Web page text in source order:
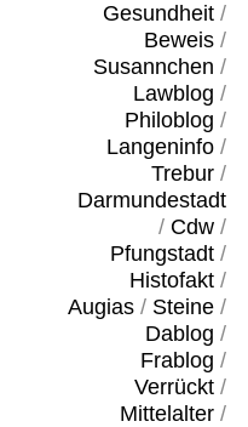
Gesundheit/
Beweis/
Susannchen /
Lawblog /
Philoblog /
Langeninfo/
Trebur/
Darmundestadt
/ Cdw/
Pfungstadt/
Histofakt/
Augias/ Steine/
Dablog /
Frablog /
Verrückt/
Mittelalter/